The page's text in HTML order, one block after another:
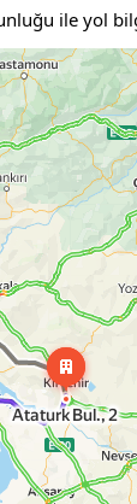
ile yol